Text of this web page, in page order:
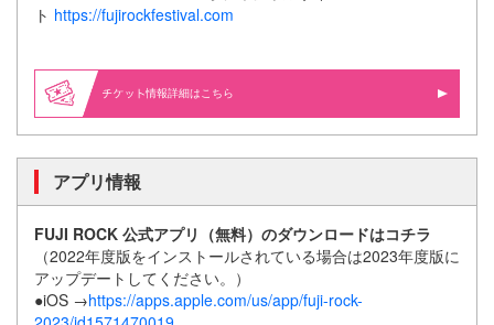
ト https://fujirockfestival.com
情報詳細はこちら
アプリ情報
FUJI ROCK 公式アプリ（無料）のダウンロードはコチラ
（2022年度版をインストールされている場合は2023年度版に
アップデートしてください。）
●iOS →https://apps.apple.com/us/app/fuji-rock-